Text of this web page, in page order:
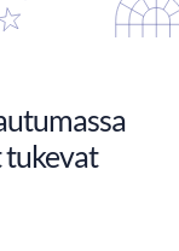
tukevat